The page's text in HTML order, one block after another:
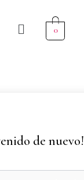
0
de nuevo!